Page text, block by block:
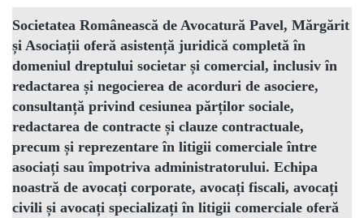
Societatea Românească de Avocatură Pavel, Mărgărit
și Asociații oferă asistență juridică completă în
domeniul dreptului societar și comercial, inclusiv în
redactarea și negocierea de acorduri de asociere,
consultanță privind cesiunea părților sociale,
redactarea de contracte și clauze contractuale,
precum și reprezentare în litigii comerciale între
asociați sau împotriva administratorului. Echipa
noastră de avocați corporate, avocați fiscali, avocați
civili și avocați specializați în litigii comerciale oferă